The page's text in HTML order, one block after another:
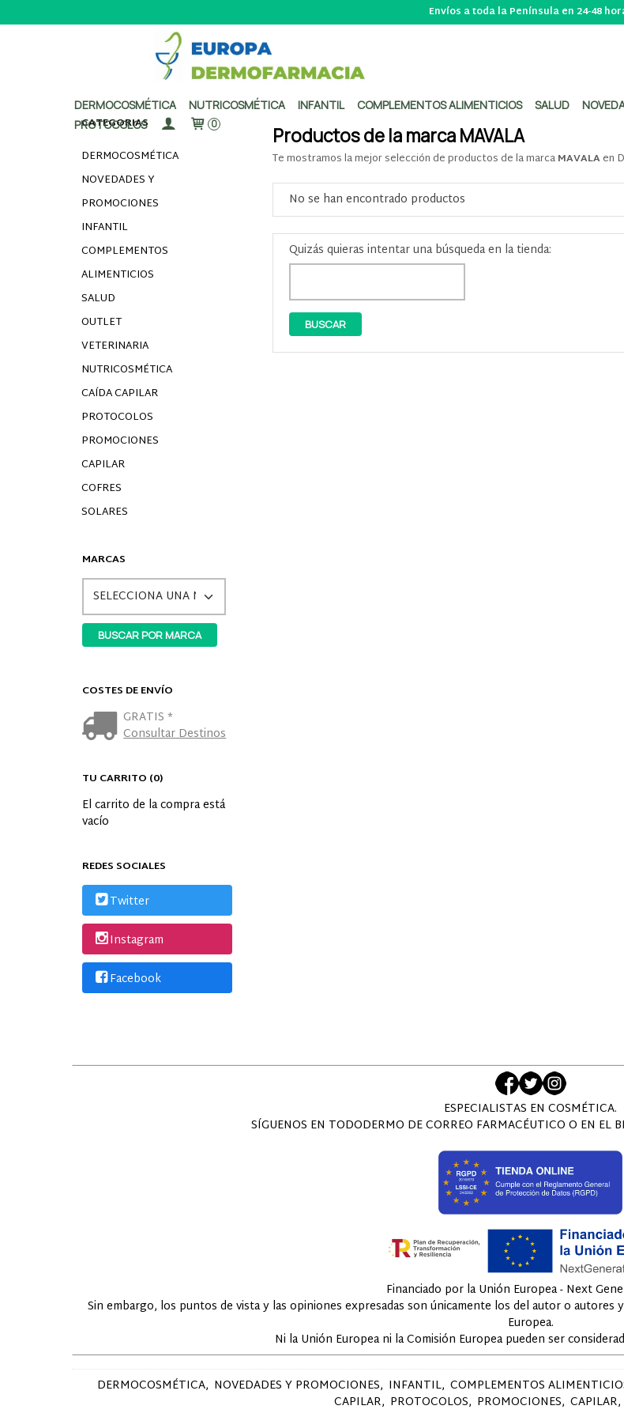
Envíos a toda la Península en 24-48
DERMOCOSMÉTICA NUTRICOSMÉTICA INFANTIL COMPLEMENTOS ALIMENTICIOS SALUD
PROTOCOLOS
0
CATEGORÍAS
DERMOCOSMÉTICA
NOVEDADES Y
PROMOCIONES
INFANTIL
COMPLEMENTOS
ALIMENTICIOS
SALUD
OUTLET
VETERINARIA
NUTRICOSMÉTICA
CAÍDA CAPILAR
PROTOCOLOS
PROMOCIONES
CAPILAR
COFRES
SOLARES
MARCAS
COSTES DE ENVÍO
GRATIS *
Consultar Destinos
TU CARRITO (0)
El carrito de la compra está
vacío
REDES SOCIALES
Twitter
Instagram
Facebook
Productos de la marca MAVALA
Te mostramos la mejor selección de productos de la marcaMAVALAen
No se han encontrado productos
Quizás quieras intentar una búsqueda en la tienda:
ESPECIALISTAS EN COSMÉTICA.
SÍGUENOS EN TODODERMO DE CORREO FARMACÉUTICO O EN EL
Financiado por la Unión Europea - Next
Sin embargo, los puntos de vista y las opiniones expresadas son únicamente los del autor o
Europea.
Ni la Unión Europea ni la Comisión Europea pueden ser
DERMOCOSMÉTICA NOVEDADES Y PROMOCIONES INFANTIL COMPLEMENTOS
CAPILAR PROTOCOLOS PROMOCIONES CAPILAR